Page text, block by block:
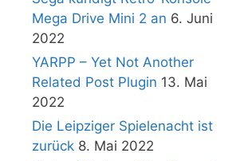
Mega Drive Mini 2 an 6. Juni
2022
YARPP – Yet Not Another
Related Post Plugin 13. Mai
2022
Die Leipziger Spielenacht ist
zurück 8. Mai 2022